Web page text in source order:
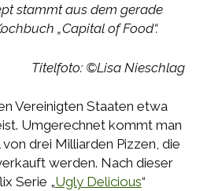
stammt aus dem gerade
„Capital of Food“.
Titelfoto: ©Lisa Nieschlag
Vereinigten Staaten etwa
Umgerechnet kommt man
drei Milliarden Pizzen, die
werden. Nach dieser
Serie „Ugly Delicious“